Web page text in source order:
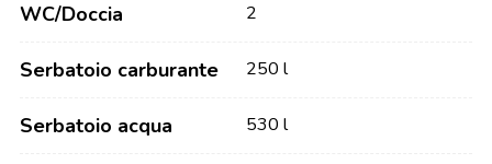
WC/Doccia 2
Serbatoio carburante 250 l
Serbatoio acqua 530 l